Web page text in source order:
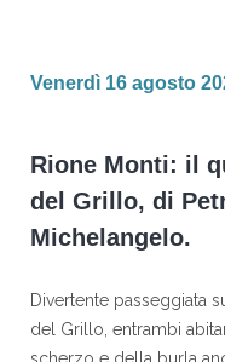
Venerdì 16 agosto
Rione Monti: il
del Grillo, di
Michelangelo.
Divertente passeggiata
del Grillo, entrambi